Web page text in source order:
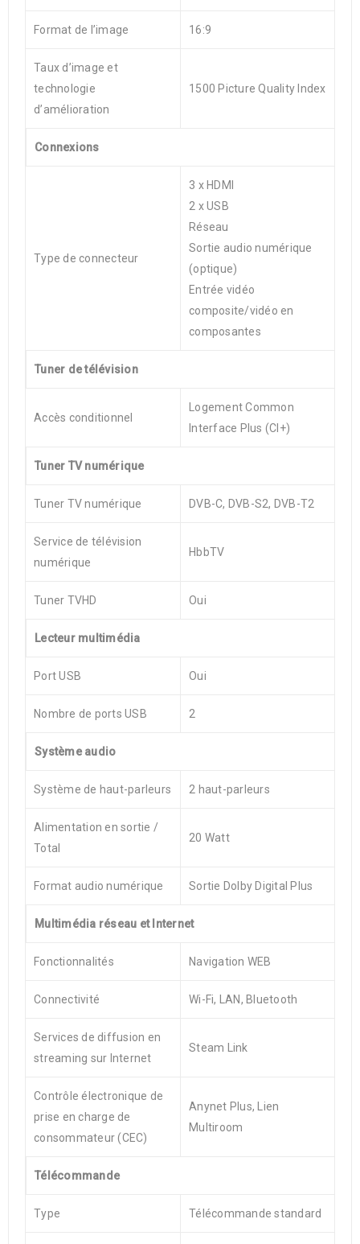
Format de l’image 16:9
Taux d’image et
technologie
d’amélioration
1500 Picture Quality Index
Connexions
Type de connecteur
3 x HDMI
2 x USB
Réseau
Sortie audio numérique
(optique)
Entrée vidéo
composite/vidéo en
composantes
Tuner de télévision
Accès conditionnel
Logement Common
Interface Plus (CI+)
Tuner TV numérique
Tuner TV numérique DVB-C, DVB-S2, DVB-T2
Service de télévision
numérique
HbbTV
Tuner TVHD Oui
Lecteur multimédia
Port USB Oui
Nombre de ports USB 2
Système audio
Système de haut-parleurs 2 haut-parleurs
Alimentation en sortie /
Total
20 Watt
Format audio numérique Sortie Dolby Digital Plus
Multimédia réseau et Internet
Fonctionnalités Navigation WEB
Connectivité Wi-Fi, LAN, Bluetooth
Services de diffusion en
streaming sur Internet
Steam Link
Contrôle électronique de
prise en charge de
consommateur (CEC)
Anynet Plus, Lien
Multiroom
Télécommande
Type Télécommande standard